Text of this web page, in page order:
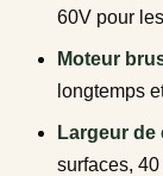
60V pour
Moteur
longtemps
Largeur de
surfaces,